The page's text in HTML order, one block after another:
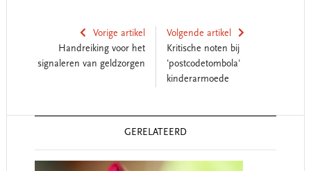
Vorige artikel
Handreiking voor het
signaleren van geldzorgen
Volgende artikel
Kritische noten bij
'postcodetombola'
kinderarmoede
GERELATEERD